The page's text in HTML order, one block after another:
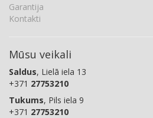
Garantija
Kontakti
Mūsu veikali
Saldus, Lielā iela 13
+371 27753210
Tukums, Pils iela 9
+371 27753210